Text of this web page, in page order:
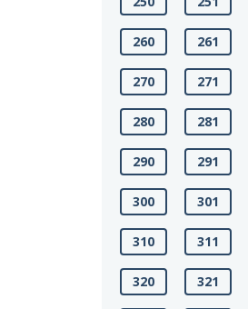
260 261
270 271
280 281
290 291
300 301
310 311
320 321